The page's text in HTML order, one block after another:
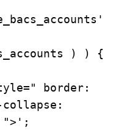
= " border:
"> ';